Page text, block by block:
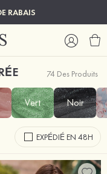
RABAIS
74 Des Produits
Vert Noir
EXPÉDIÉ EN 48H